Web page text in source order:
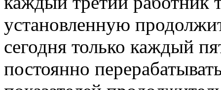
установленную
сегодня только каждый
постоянно